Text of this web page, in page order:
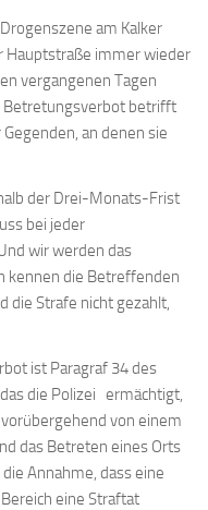
am Kalker
Hauptstraße immer wieder
vergangenen Tagen
Betretungsverbot betrifft
an denen sie
der Drei-Monats-Frist
bei jeder
wir werden das
kennen die Betreffenden
die Strafe nicht gezahlt,
ist Paragraf 34 des
die Polizei ermächtigt,
von einem
das Betreten eines Orts
Annahme, dass eine
eine Straftat